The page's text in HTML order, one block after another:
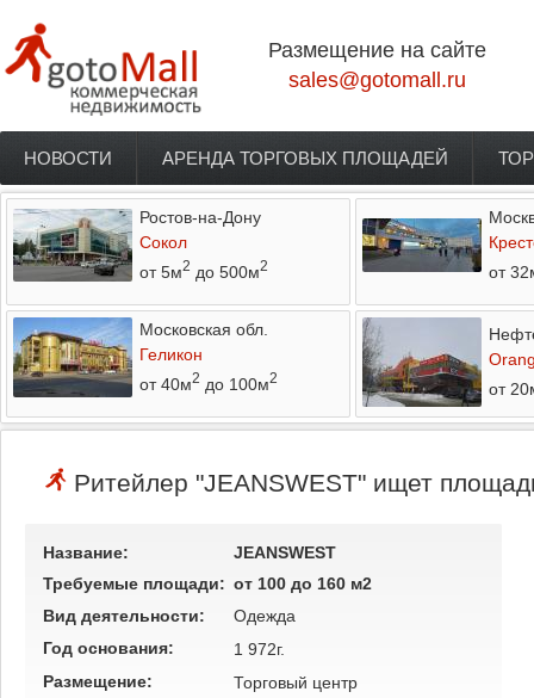
Размещение на сайте
sales@gotomall.ru
Главное меню
НОВОСТИ АРЕНДА ТОРГОВЫХ ПЛОЩАДЕЙ
Ростов-на-Дону
Сокол
от 5м2 до 500м2
от
Московская обл.
Геликон
от 40м2 до 100м2
от
Ритейлер "JEANSWEST" ищет
Название:
JEANSWEST
Требуемые площади: от 100 до 160 м2
Вид деятельности:
Одежда
Год основания:
1 972г.
Размещение:
Торговый центр